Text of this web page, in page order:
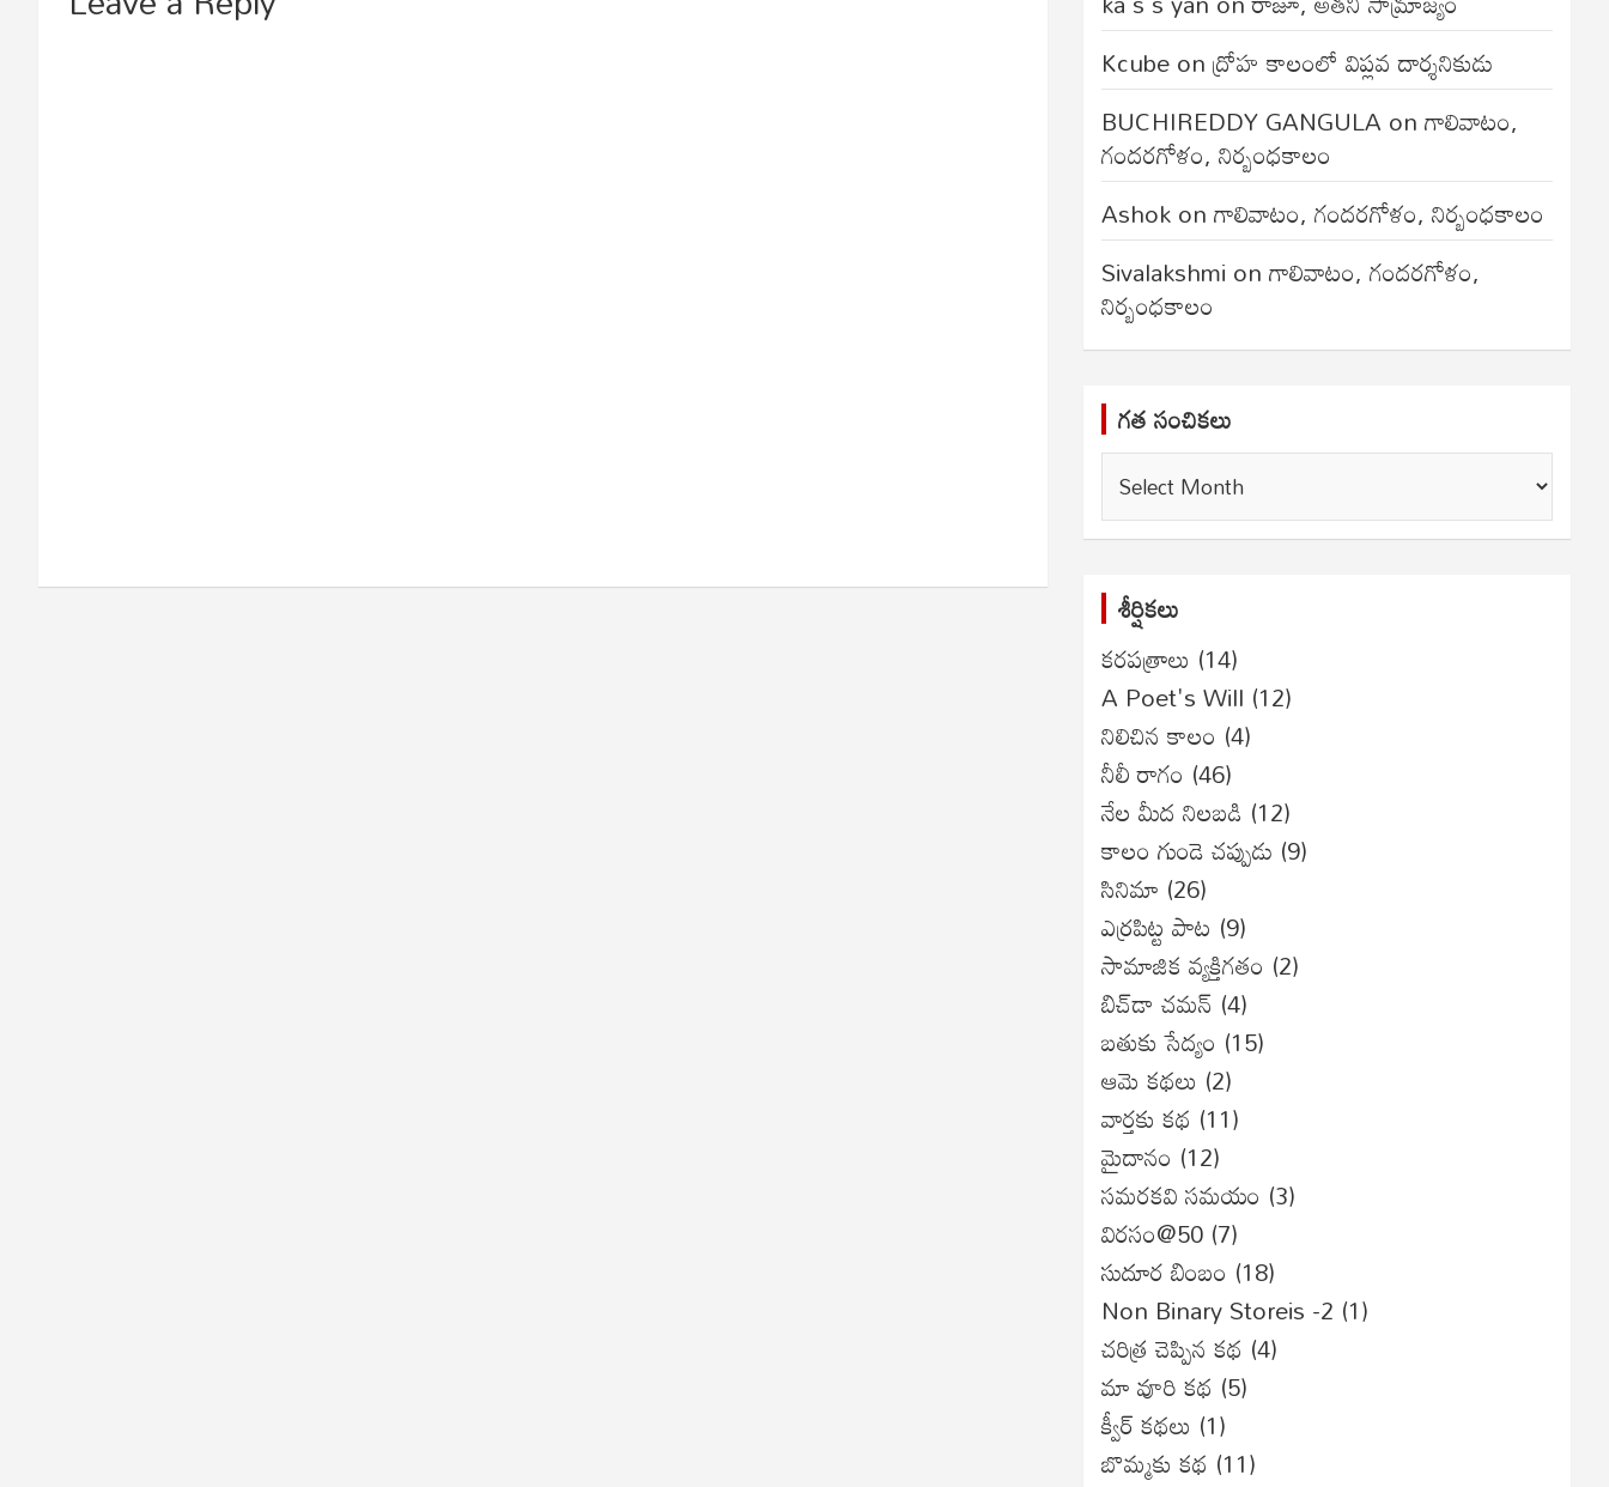
Kcubeonద్రోహ కాలంలో విప్లవ దార్శనికుడు
BUCHIREDDY GANGULA onగాలివాటం,
గందరగోళం, నిర్బంధకాలం
Ashokonగాలివాటం, గందరగోళం, నిర్బంధకాలం
Sivalakshmi onగాలివాటం, గందరగోళం,
నిర్బంధకాలం
గత సంచికలు
గత
సంచికలు
శీర్షికలు
కరపత్రాలు (14)
A Poet's Will (12)
నిలిచిన కాలం (4)
నీలీ రాగం (46)
నేల మీద నిలబడి (12)
కాలం గుండె చప్పుడు (9)
సినిమా (26)
ఎర్రపిట్ట పాట (9)
సామాజిక వ్యక్తిగతం (2)
బిచ్‌డా చమన్ (4)
బతుకు సేద్యం (15)
ఆమె కథలు (2)
వార్తకు కథ (11)
మైదానం (12)
సమరకవి సమయం (3)
విరసం@50 (7)
సుదూర బింబం (18)
Non Binary Storeis -2 (1)
చరిత్ర చెప్పిన కథ (4)
మా వూరి కథ (5)
క్వీర్ కథలు (1)
బొమ్మకు కథ (11)